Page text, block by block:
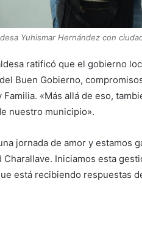
Yuhismar Hernández con
ratificó que el gobierno
Buen Gobierno,
Familia. «Más allá de eso,
nuestro municipio».
jornada de amor y estamos
Charallave. Iniciamos esta
está recibiendo respuestas